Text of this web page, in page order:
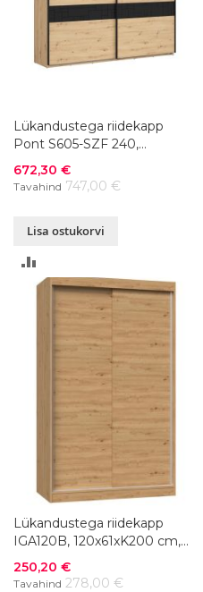
Lükandustega riidekapp
Pont S605-SZF 240,
240x60,5xK225,5 cm
Soodushind
672,30 €
Tavahind 747,00 €
Lisa ostukorvi
VÕRDLUSESSE
Lükandustega riidekapp
IGA120B, 120x61xK200 cm,
värvivalik
Soodushind
250,20 €
Tavahind 278,00 €